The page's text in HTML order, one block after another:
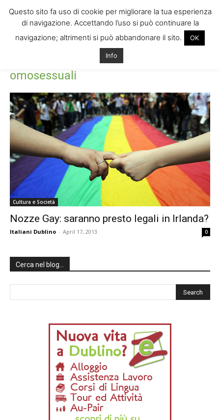
Tag: referendum irlanda diritti
omosessuali
Cultura e Società
Nozze Gay: saranno presto legali in Irlanda?
Italiani Dublino - April 17, 2013 0
Cerca nel blog…
Questo sito fa uso di cookie per migliorare la tua esperienza
di navigazione. Accettando l’uso si può continuare la
navigazione; altrimenti si può abbandonare il sito.
OK
Info